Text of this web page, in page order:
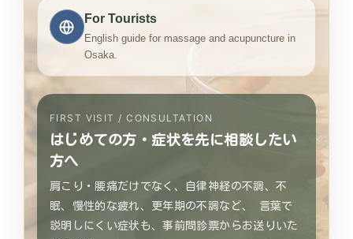
For Tourists
English guide for massage and acupuncture in
Osaka.
FIRST VISIT / CONSULTATION
はじめての方・症状を先に相談したい
方へ
肩こり・腰痛だけでなく、自律神経の不調、不
眠、慢性的な疲れ、更年期の不調など、 言葉で
説明しにくい症状も、事前問診票からお送りいた